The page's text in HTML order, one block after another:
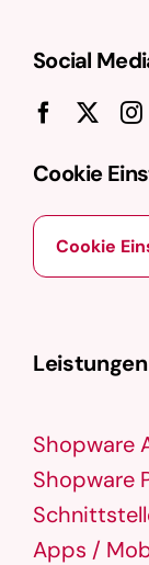
Social
Cookie
Cookie
Leistungen
Shopware
Shopware
Apps /